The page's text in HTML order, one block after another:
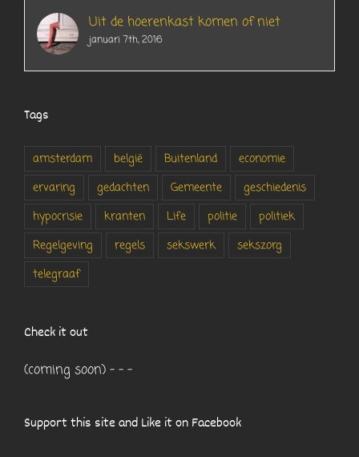
Uit de hoerenkast komen of niet
januari 7th, 2016
Tags
amsterdam belgië Buitenland
economie
ervaring
gedachten Gemeente
geschiedenis
hypocrisie
kranten Life politie
politiek
Regelgeving
regels sekswerk
sekszorg
telegraaf
Check it out
(coming soon) - - -
Support this site and Like it on Facebook